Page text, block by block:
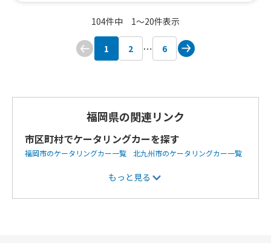
104件中 1〜20件表示
1 2 6
福岡県の関連リンク
市区町村でケータリングカーを探す
福岡市のケータリングカー一覧
北九州市のケータリングカー一覧
嘉麻市のケータリングカー一覧
糸島市のケータリングカー一覧
久留米市のケータリングカー一覧
柳川市のケータリングカー一覧
もっと見る